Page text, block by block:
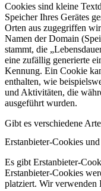
Cookies sind kleine
Speicher Ihres Gerätes
Orten aus zugegriffen
Namen der Domain
stammt, die
eine zufällig generierte
Kennung. Ein Cookie
enthalten, wie
und Aktivitäten, die
ausgeführt wurden.
Gibt es verschiedene
Erstanbieter-Cookies
Es gibt Erstanbieter-
Erstanbieter-Cookies
platziert. Wir verwenden